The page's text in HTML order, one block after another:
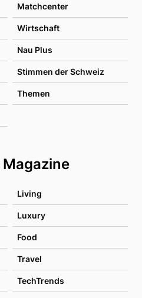
Matchcenter
Wirtschaft
Nau Plus
Stimmen der Schweiz
Themen
Living
Luxury
Food
Travel
TechTrends